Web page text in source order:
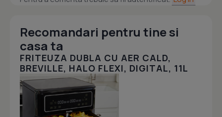
Recomandari pentru tine si
casa ta
FRITEUZA DUBLA CU AER CALD,
BREVILLE, HALO FLEXI, DIGITAL, 11L